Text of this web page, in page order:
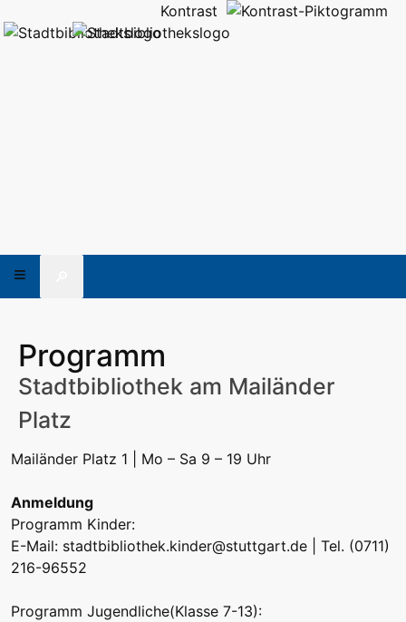
Kontrast
Programm
Stadtbibliothek am Mailänder
Platz
Mailänder Platz 1 | Mo – Sa 9 – 19 Uhr
Anmeldung
Programm Kinder:
E-Mail: stadtbibliothek.kinder@stuttgart.de | Tel. (0711)
216-96552
Programm Jugendliche(Klasse 7-13):